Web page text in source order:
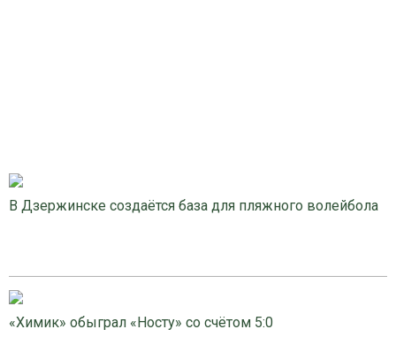
В Дзержинске создаётся база для пляжного волейбола
«Химик» обыграл «Носту» со счётом 5:0